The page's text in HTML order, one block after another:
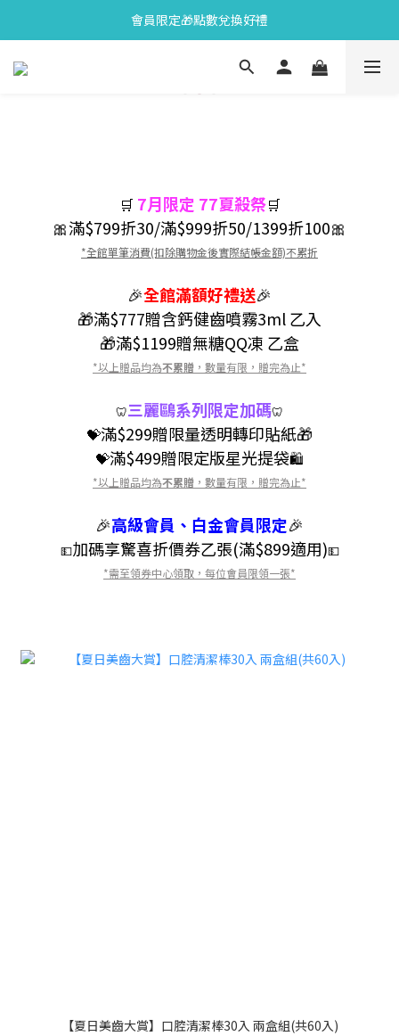
會員限定🎁點數兌換好禮
會員限定🎁點數兌換好禮
全新上市🫧變色牙膏加碼送好禮
會員限定🎁點數兌換好禮
🛒 7月限定 77夏殺祭🛒
🎀滿$799折30/滿$999折50/1399折100🎀
*全館單筆消費(扣除購物金後實際結帳金額)不累折
🎉全館滿額好禮送🎉
🎁滿$777贈含鈣健齒噴霧3ml 乙入
🎁滿$1199贈無糖QQ凍 乙盒
*以上贈品均為不累贈 ，數量有限，贈完為止*
🦷三麗鷗系列限定加碼🦷
💝滿$299贈限量透明轉印貼紙🎁
💝滿$499贈限定版星光提袋🛍️
*以上贈品均為不累贈 ，數量有限，贈完為止*
🎉高級會員、白金會員限定🎉
💵加碼享驚喜折價券乙張(滿$899適用)💵
*需至領券中心領取，每位會員限領一張*
【夏日美齒大賞】口腔清潔棒30入 兩盒組(共60入)